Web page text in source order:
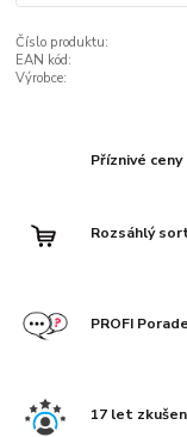
Číslo produktu:
EAN kód:
Výrobce:
Příznivé ceny
Rozsáhlý
PROFI
17 let